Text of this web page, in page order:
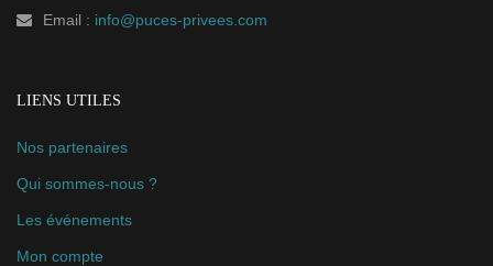
Email : info@puces-privees.com
LIENS UTILES
Nos partenaires
Qui sommes-nous ?
Les événements
Mon compte